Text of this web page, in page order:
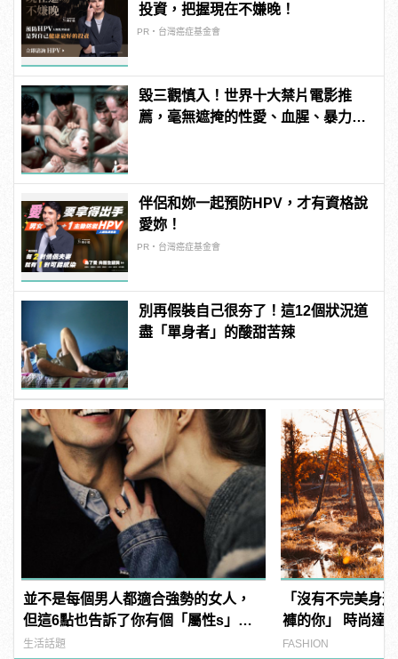
投資，把握現在不嫌晚！
PR・台灣癌症基金會
毀三觀慎入！世界十大禁片電影推
薦，毫無遮掩的性愛、血腥、暴力、
伴侶和妳一起預防HPV，才有資格說
愛妳！
PR・台灣癌症基金會
別再假裝自己很夯了！這12個狀況道
盡「單身者」的酸甜苦辣
並不是每個男人都適合強勢的女人，
但這6點也告訴了你有個「屬性s」的
女友有多棒！
生活話題
「沒有不完美身
褲的你」 時尚達
Taper褲穿出爆表
FASHION